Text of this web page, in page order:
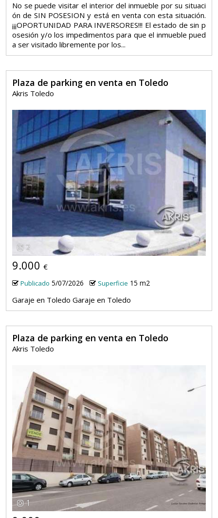
No se puede visitar el interior del inmueble por su situaci
ón de SIN POSESION y está en venta con esta situación.
¡¡¡OPORTUNIDAD PARA INVERSORES!!! El estado de sin p
osesión y/o los impedimentos para que el inmueble pued
a ser visitado libremente por los...
Plaza de parking en venta en Toledo
Akris Toledo
2
9.000 €
Publicado 5/07/2026 Superficie 15 m2
Garaje en Toledo Garaje en Toledo
Plaza de parking en venta en Toledo
Akris Toledo
1